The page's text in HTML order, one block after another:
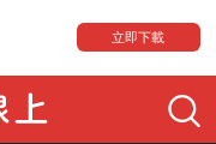
立即下載